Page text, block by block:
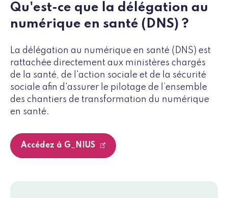
Qu'est-ce que la délégation au
numérique en santé (DNS) ?
La délégation au numérique en santé (DNS) est
rattachée directement aux ministères chargés
de la santé, de l'action sociale et de la sécurité
sociale afin d'assurer le pilotage de l’ensemble
des chantiers de transformation du numérique
en santé.
Accédez à G_NIUS